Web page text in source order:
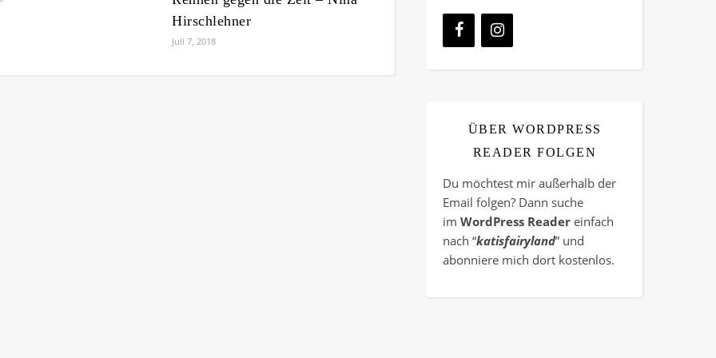
Hirschlehner
Juli 7, 2018
ÜBER WORDPRESS
READER FOLGEN
Du möchtest mir außerhalb der
Email folgen? Dann suche
im WordPress Reader einfach
nach “katisfairyland” und
abonniere mich dort kostenlos.